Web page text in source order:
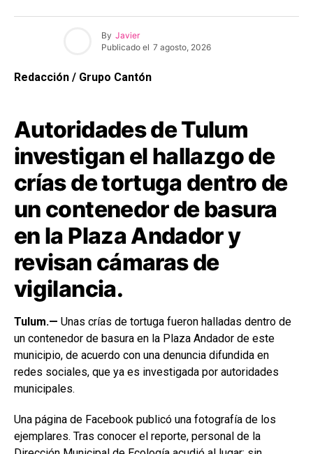
By Javier
Publicado el 7 agosto, 2026
Redacción / Grupo Cantón
Autoridades de Tulum
investigan el hallazgo de
crías de tortuga dentro de
un contenedor de basura
en la Plaza Andador y
revisan cámaras de
vigilancia.
Tulum.— Unas crías de tortuga fueron halladas dentro de
un contenedor de basura en la Plaza Andador de este
municipio, de acuerdo con una denuncia difundida en
redes sociales, que ya es investigada por autoridades
municipales.
Una página de Facebook publicó una fotografía de los
ejemplares. Tras conocer el reporte, personal de la